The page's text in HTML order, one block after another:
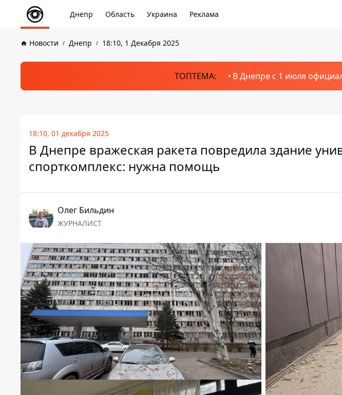
Днепр Область Украина Реклама
Новости Днепр 18:10, 1 Декабря 2025
ТОПТЕМА: В Днепре с 1 июля
18:10, 01 декабря 2025
В Днепре вражеская ракета повредила здание
спорткомплекс: нужна помощь
Олег Бильдин
ЖУРНАЛИСТ